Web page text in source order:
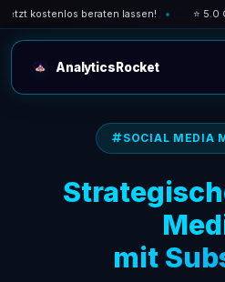
kostenlos beraten lassen! ⭐ 5.0
AnalyticsRocket
SOCIAL MEDIA
mit